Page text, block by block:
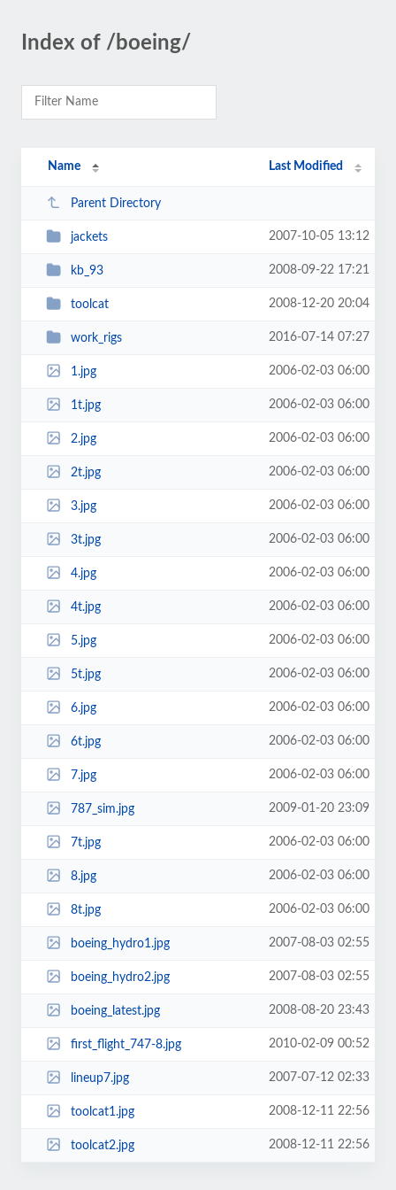
Index of /boeing/
Name Last Modified
Parent Directory
jackets 2007-10-05 13:12
kb_93 2008-09-22 17:21
toolcat 2008-12-20 20:04
work_rigs 2016-07-14 07:27
1.jpg 2006-02-03 06:00
1t.jpg 2006-02-03 06:00
2.jpg 2006-02-03 06:00
2t.jpg 2006-02-03 06:00
3.jpg 2006-02-03 06:00
3t.jpg 2006-02-03 06:00
4.jpg 2006-02-03 06:00
4t.jpg 2006-02-03 06:00
5.jpg 2006-02-03 06:00
5t.jpg 2006-02-03 06:00
6.jpg 2006-02-03 06:00
6t.jpg 2006-02-03 06:00
7.jpg 2006-02-03 06:00
787_sim.jpg 2009-01-20 23:09
7t.jpg 2006-02-03 06:00
8.jpg 2006-02-03 06:00
8t.jpg 2006-02-03 06:00
boeing_hydro1.jpg 2007-08-03 02:55
boeing_hydro2.jpg 2007-08-03 02:55
boeing_latest.jpg 2008-08-20 23:43
first_flight_747-8.jpg 2010-02-09 00:52
lineup7.jpg 2007-07-12 02:33
toolcat1.jpg 2008-12-11 22:56
toolcat2.jpg 2008-12-11 22:56